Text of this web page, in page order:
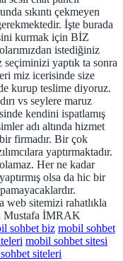
sıkıntı çekmeyen
İşte burada
kurmak için BİZ
istediğiniz
seçiminizi yaptık ta sonra
miz icerisinde size
kurup teslime diyoruz.
vs seylere maruz
kendini ispatlamış
adı altında hizmet
firmadır. Bir çok
yaptırmaktadır.
Her ne kadar
olsa da hic bir
web sitemizi rahatlıkla
Mustafa İMRAK
sohbet biz mobil sohbet
mobil sohbet sitesi
siteleri